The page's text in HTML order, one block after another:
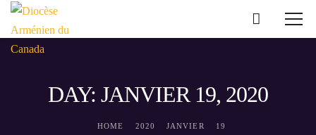
DAY: JANVIER 19, 2020
HOME 2020 JANVIER 19